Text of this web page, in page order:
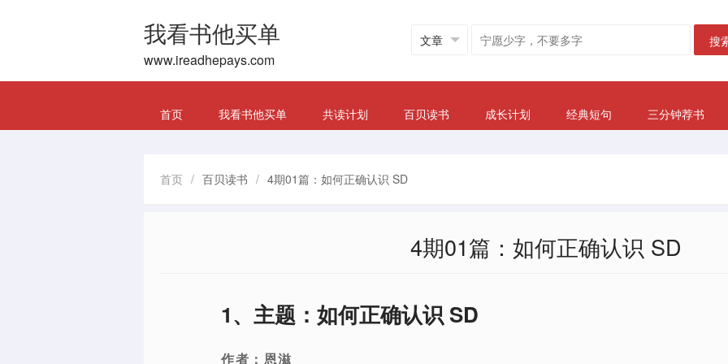
我看书他买单
www.ireadhepays.com
搜
首页 我看书他买单 共读计划 百贝读书 成长计划 经典短句 三分钟荐书
首页 / 百贝读书 / 4期01篇：如何正确认识 SD
4期01篇：如何正确认识 SD
1、主题：如何正确认识 SD
作者：恩滋